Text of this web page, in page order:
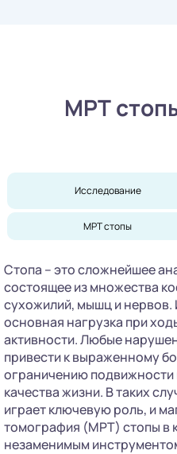
МРТ
Исследование
МРТ стопы
Стопа – это сложнейшее
состоящее из множества
сухожилий, мышц и нервов.
основная нагрузка при
активности. Любые
привести к выраженному
ограничению
качества жизни. В таких
играет ключевую роль, и
томография (МРТ) стопы в
незаменимым